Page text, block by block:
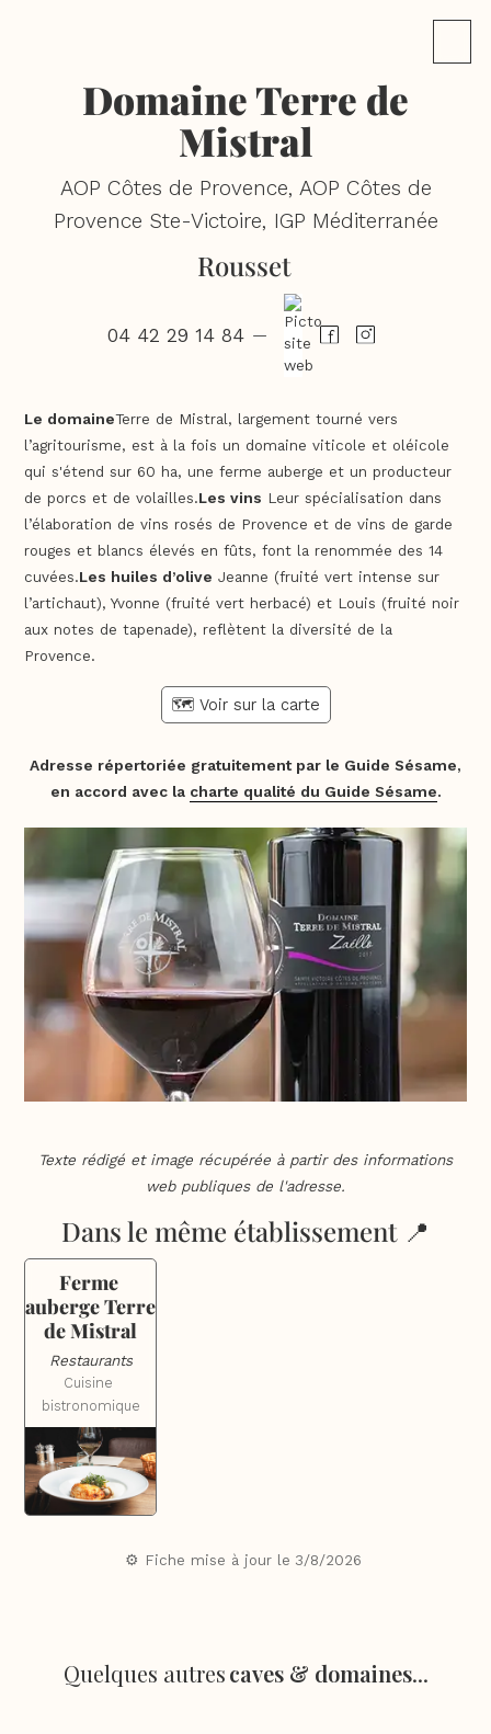
Domaine Terre de
Mistral
AOP Côtes de Provence, AOP Côtes de
Provence Ste-Victoire, IGP Méditerranée
Rousset
04 42 29 14 84 —
Le domaineTerre de Mistral, largement tourné vers
l’agritourisme, est à la fois un domaine viticole et oléicole
qui s'étend sur 60 ha, une ferme auberge et un producteur
de porcs et de volailles.Les vins Leur spécialisation dans
l’élaboration de vins rosés de Provence et de vins de garde
rouges et blancs élevés en fûts, font la renommée des 14
cuvées.Les huiles d’olive Jeanne (fruité vert intense sur
l’artichaut), Yvonne (fruité vert herbacé) et Louis (fruité noir
aux notes de tapenade), reflètent la diversité de la
Provence.
🗺️ Voir sur la carte
Adresse répertoriée gratuitement par le Guide Sésame,
en accord avec la charte qualité du Guide Sésame.
Texte rédigé et image récupérée à partir des informations
web publiques de l'adresse.
Dans le même établissement 📍
Ferme
auberge Terre
de Mistral
Restaurants
Cuisine
bistronomique
⚙️ Fiche mise à jour le 3/8/2026
Quelques autrescaves & domaines...